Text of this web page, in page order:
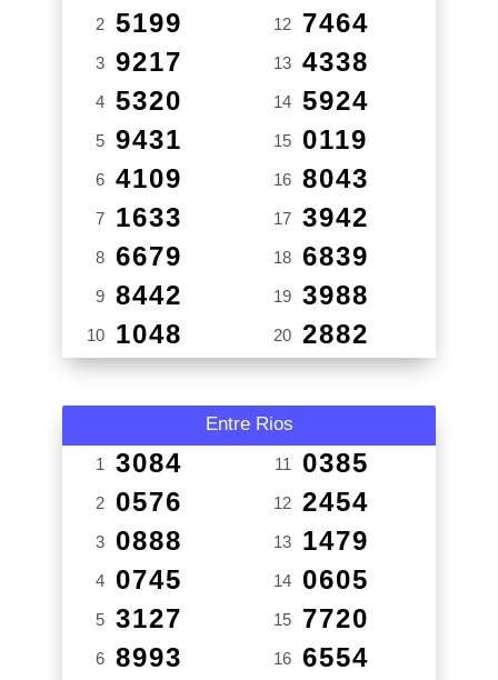
2 5199
3 9217
4 5320
5 9431
6 4109
7 1633
8 6679
9 8442
10 1048
12 7464
13 4338
14 5924
15 0119
16 8043
17 3942
18 6839
19 3988
20 2882
Entre Rios
1 3084
2 0576
3 0888
4 0745
5 3127
6 8993
11 0385
12 2454
13 1479
14 0605
15 7720
16 6554